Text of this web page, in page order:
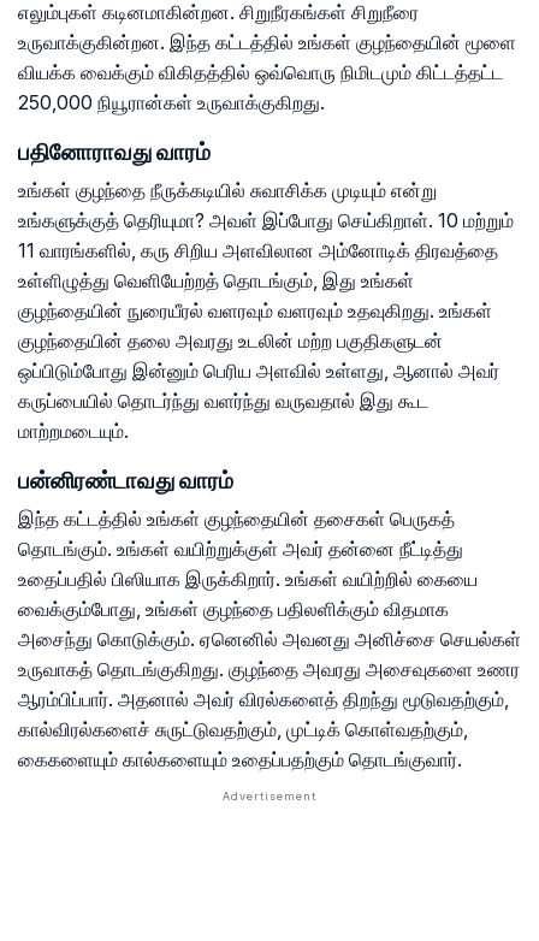
எலும்புகள் கடினமாகின்றன. சிறுநீரகங்கள் சிறுநீரை
உருவாக்குகின்றன. இந்த கட்டத்தில் உங்கள் குழந்தையின் மூளை
வியக்க வைக்கும் விகிதத்தில் ஒவ்வொரு நிமிடமும் கிட்டத்தட்ட
250,000 நியூரான்கள் உருவாக்குகிறது.
பதினோராவது வாரம்
உங்கள் குழந்தை நீருக்கடியில் சுவாசிக்க முடியும் என்று
உங்களுக்குத் தெரியுமா? அவள் இப்போது செய்கிறாள். 10 மற்றும்
11 வாரங்களில், கரு சிறிய அளவிலான அம்னோடிக் திரவத்தை
உள்ளிழுத்து வெளியேற்றத் தொடங்கும், இது உங்கள்
குழந்தையின் நுரையீரல் வளரவும் வளரவும் உதவுகிறது. உங்கள்
குழந்தையின் தலை அவரது உடலின் மற்ற பகுதிகளுடன்
ஒப்பிடும்போது இன்னும் பெரிய அளவில் உள்ளது, ஆனால் அவர்
கருப்பையில் தொடர்ந்து வளர்ந்து வருவதால் இது கூட
மாற்றமடையும்.
பன்னிரண்டாவது வாரம்
இந்த கட்டத்தில் உங்கள் குழந்தையின் தசைகள் பெருகத்
தொடங்கும். உங்கள் வயிற்றுக்குள் ​​அவர் தன்னை நீட்டித்து
உதைப்பதில் பிஸியாக இருக்கிறார். உங்கள் வயிற்றில் கையை
வைக்கும்போது, ​​உங்கள் குழந்தை பதிலளிக்கும் விதமாக
அசைந்து கொடுக்கும். ஏனெனில் அவனது அனிச்சை செயல்கள்
உருவாகத் தொடங்குகிறது. குழந்தை அவரது அசைவுகளை உணர
ஆரம்பிப்பார். அதனால் அவர் விரல்களைத் திறந்து மூடுவதற்கும்,
கால்விரல்களைச் சுருட்டுவதற்கும், முட்டிக் கொள்வதற்கும்,
கைகளையும் கால்களையும் உதைப்பதற்கும் தொடங்குவார்.